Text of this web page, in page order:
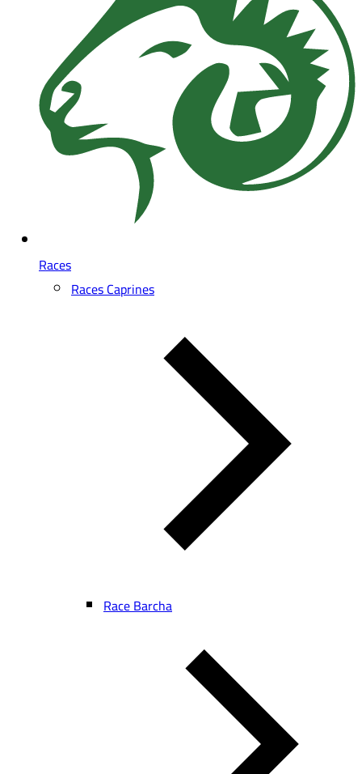
Races
Races Caprines
Race Barcha